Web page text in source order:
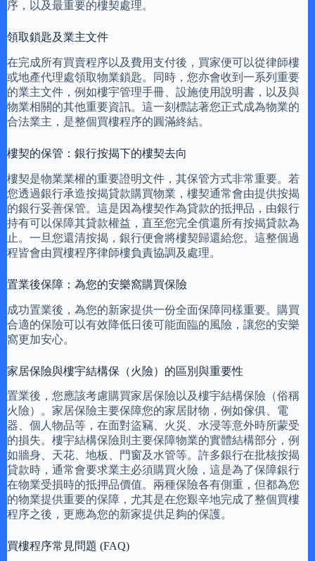
序，以及最重要的樓契處理。
領取鎖匙及業主文件
在完成所有買賣程序以及費用支付後，買家便可以從律師樓
或地產代理處領取物業鎖匙。同時，您亦會收到一系列重要
的業主文件，例如樓宇管理手冊、設施使用說明書，以及與
物業相關的其他重要資訊。這一刻標誌著您正式成為物業的
合法業主，是整個買樓程序的圓滿終結。
樓契的保管：銀行按揭下的樓契去向
樓契是物業業權的重要證明文件，其保管方式非常重要。若
您透過銀行承造按揭貸款購買物業，樓契通常會由提供按揭
的銀行妥善保管。這是因為樓契作為貸款的抵押品，由銀行
持有可以保障其貸款權益，直至您完全償還所有按揭貸款為
止。一旦您還清按揭，銀行便會將樓契歸還給您。這整個過
程皆會由買樓程序律師樓負責協調及處理。
置業後保障：為您的安樂窩購買保險
成功置業後，為您的新家提供一份全面保障同樣重要。購買
合適的保險可以有效降低日後可能面臨的風險，讓您的安樂
窩更加安心。
家居保險與樓宇結構保（火險）的區別與重要性
置業後，您應該考慮購買家居保險以及樓宇結構保險（俗稱
火險）。家居保險主要保障您的家居財物，例如傢俱、電
器、個人物品等，在面對盜竊、火災、水浸等意外時所蒙受
的損失。樓宇結構保險則主要保障物業的實體結構部分，例
如牆身、天花、地板、門窗及水管等。許多銀行在批核按揭
貸款時，通常會要求業主必須購買火險，這是為了保障銀行
在物業受損時的抵押品價值。兩種保險各有側重，但都為您
的物業提供重要的保障，尤其是在您艱辛地完成了整個買樓
程序之後，更應為您的新家提供足夠的保護。
買樓程序常見問題 (FAQ)